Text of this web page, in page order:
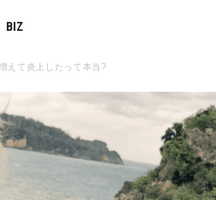
BIZ
えて炎上したって本当?